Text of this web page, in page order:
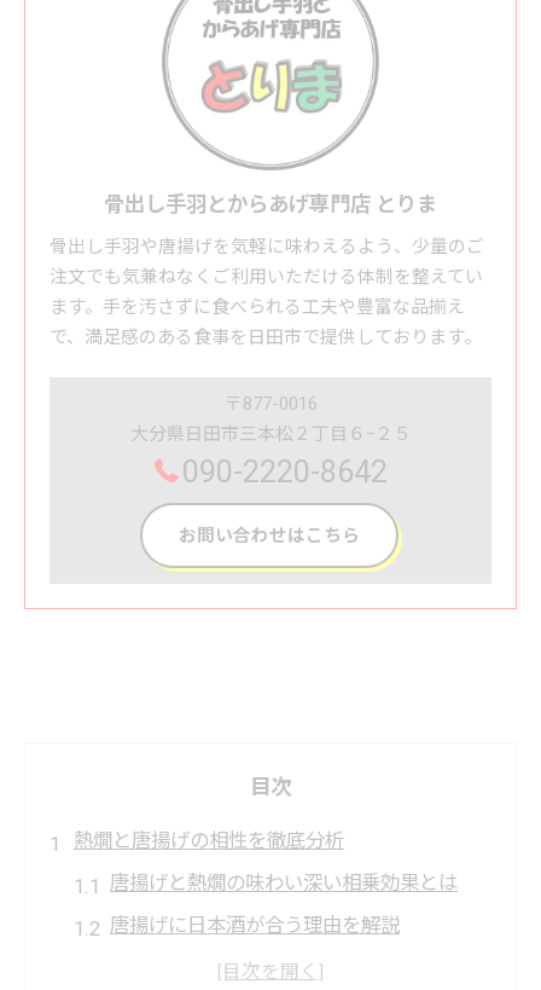
骨出し手羽とからあげ専門店 とりま
骨出し手羽や唐揚げを気軽に味わえるよう、少量のご
注文でも気兼ねなくご利用いただける体制を整えてい
ます。手を汚さずに食べられる工夫や豊富な品揃え
で、満足感のある食事を日田市で提供しております。
〒877-0016
大分県日田市三本松２丁目６−２５
090-2220-8642
お問い合わせはこちら
目次
熱燗と唐揚げの相性を徹底分析
唐揚げと熱燗の味わい深い相乗効果とは
唐揚げに日本酒が合う理由を解説
唐揚げの旨味を引き出す熱燗の魅力